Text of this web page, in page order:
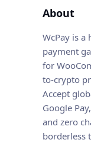
About
WcPay is a
payment
for
to-crypto
Accept
Google
and zero
borderless